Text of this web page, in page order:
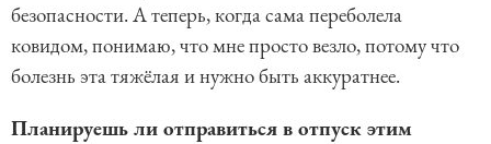
безопасности. А теперь, когда сама переболела
ковидом, понимаю, что мне просто везло, потому что
болезнь эта тяжёлая и нужно быть аккуратнее.
Планируешь ли отправиться в отпуск этим